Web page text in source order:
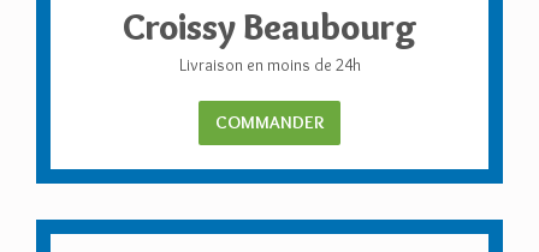
Croissy Beaubourg
Livraison en moins de 24h
COMMANDER